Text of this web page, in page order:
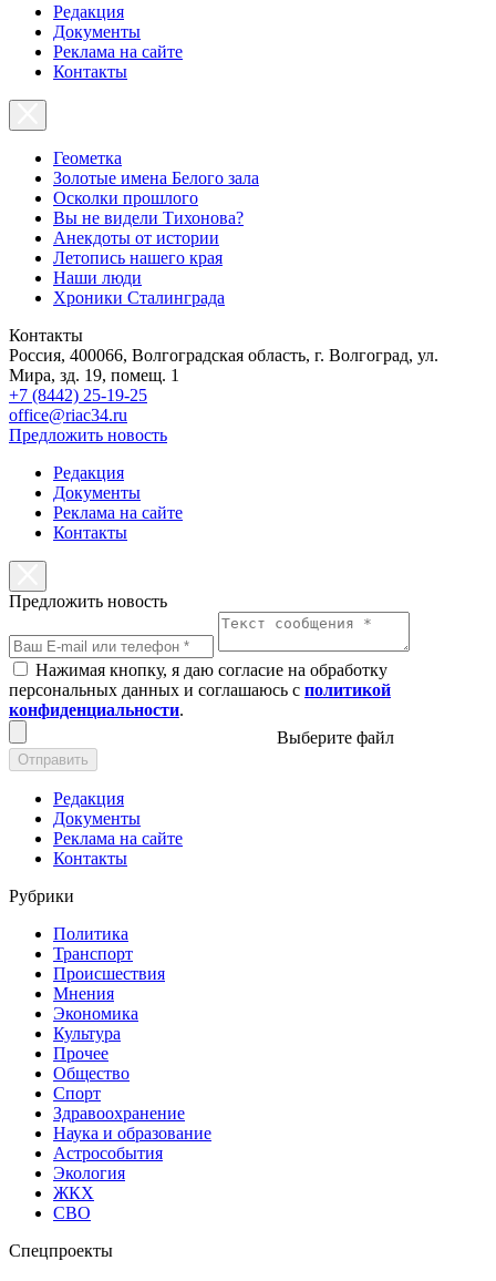
Редакция
Документы
Реклама на сайте
Контакты
Геометка
Золотые имена Белого зала
Осколки прошлого
Вы не видели Тихонова?
Анекдоты от истории
Летопись нашего края
Наши люди
Хроники Сталинграда
Контакты
Россия, 400066, Волгоградская область, г. Волгоград, ул.
Мира, зд. 19, помещ. 1
+7 (8442) 25-19-25
office@riac34.ru
Предложить новость
Редакция
Документы
Реклама на сайте
Контакты
Предложить новость
Нажимая кнопку, я даю согласие на обработку
персональных данных и соглашаюсь с политикой
конфиденциальности.
Выберите файл
Отправить
Редакция
Документы
Реклама на сайте
Контакты
Рубрики
Политика
Транспорт
Происшествия
Мнения
Экономика
Культура
Прочее
Общество
Спорт
Здравоохранение
Наука и образование
Астрособытия
Экология
ЖКХ
СВО
Спецпроекты